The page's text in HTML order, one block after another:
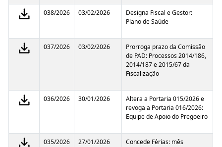
038/2026 03/02/2026
Designa Fiscal e Gestor:
Plano de Saúde
037/2026 03/02/2026
Prorroga prazo da Comissão
de PAD: Processos 2014/186,
2014/187 e 2015/67 da
Fiscalização
036/2026 30/01/2026
Altera a Portaria 015/2026 e
revoga a Portaria 016/2026:
Equipe de Apoio do Pregoeiro
035/2026 27/01/2026
Concede Férias: mês